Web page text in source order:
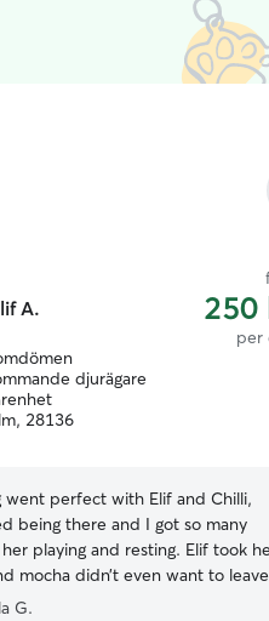
A. 250
per
djurägare
28136
went perfect with Elif and Chilli,
being there and I got so many
playing and resting. Elif took
mocha didn’t even want to
her more :D
G.